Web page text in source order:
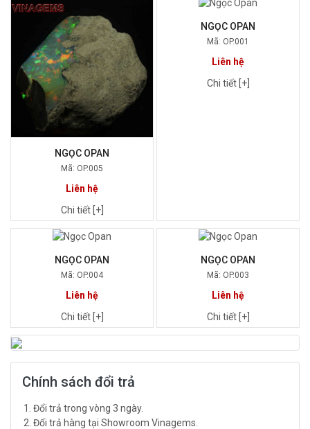
NGỌC OPAN
Mã: OP.005
Liên hệ
Chi tiết [+]
NGỌC OPAN
Mã: OP.001
Liên hệ
Chi tiết [+]
NGỌC OPAN
Mã: OP.004
Liên hệ
Chi tiết [+]
NGỌC OPAN
Mã: OP.003
Liên hệ
Chi tiết [+]
Chính sách đổi trả
Đổi trả trong vòng 3 ngày.
Đổi trả hàng tại Showroom Vinagems.